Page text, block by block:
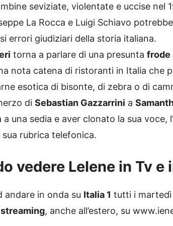
seviziate, violentate e uccise nel
La Rocca e Luigi Schiavo
errori giudiziari della storia italiana.
torna a parlare di una presunta frode
nota catena di ristoranti in Italia che
esotica di bisonte, di zebra o di
di Sebastian Gazzarrini a
una sedia e aver clonato la sua voce,
rubrica telefonica.
vedere LeIene in Tv e
andare in onda su Italia 1 tutti i
streaming, anche all’estero, su